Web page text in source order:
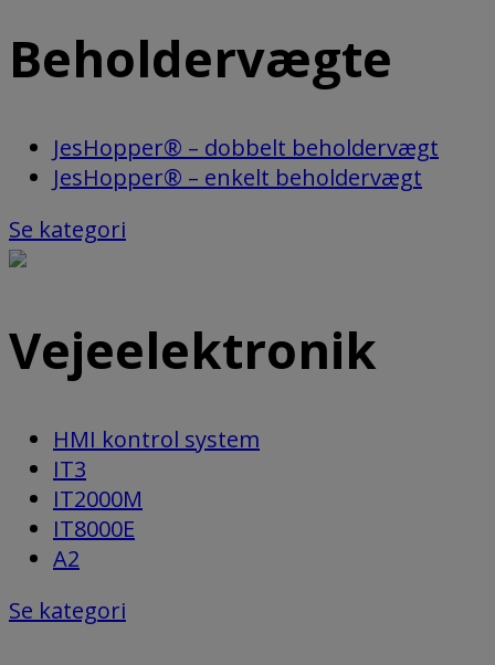
Beholdervægte
JesHopper® – dobbelt beholdervægt
JesHopper® – enkelt beholdervægt
Se kategori
Vejeelektronik
HMI kontrol system
IT3
IT2000M
IT8000E
A2
Se kategori